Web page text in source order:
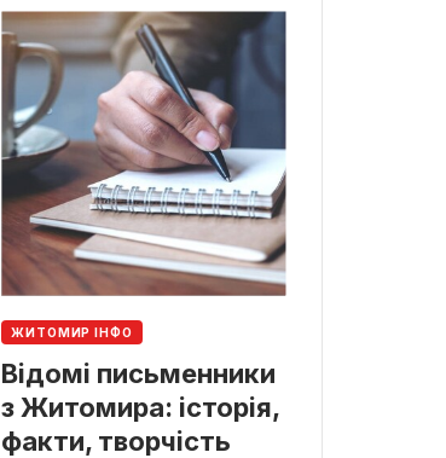
ЖИТОМИР ІНФО
Відомі письменники
з Житомира: історія,
факти, творчість